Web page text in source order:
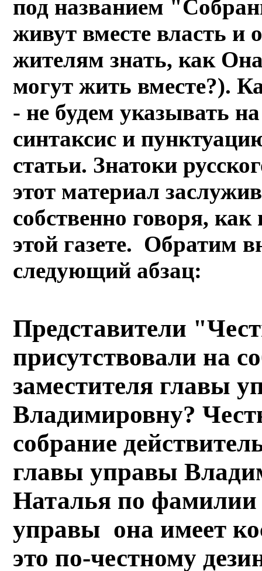
под названием
живут вместе власть и
жителям знать, как
могут жить вместе?).
- не будем указывать
синтаксис и
статьи. Знатоки
этот материал
собственно говоря,
этой газете. Обратим
следующий абзац:
Представители
присутствовали на
заместителя главы
Владимировну?
собрание
главы управы
Наталья по фамилии
управы она имеет
это по-честному